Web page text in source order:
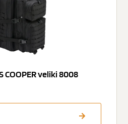
COOPER veliki 8008